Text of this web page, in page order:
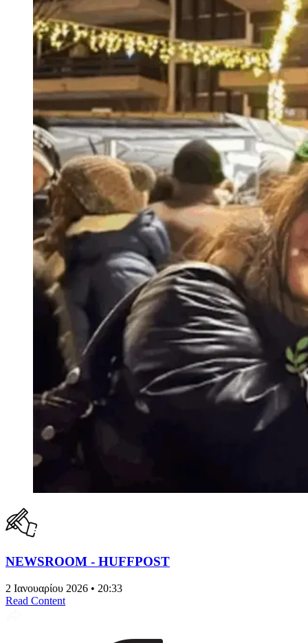
NEWSROOM - HUFFPOST
2 Ιανουαρίου 2026 • 20:33
Read Content